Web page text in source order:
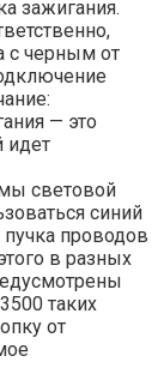
зажигания.
с черным от
— это
идет
световой
синий
проводов
в разных
таких
от